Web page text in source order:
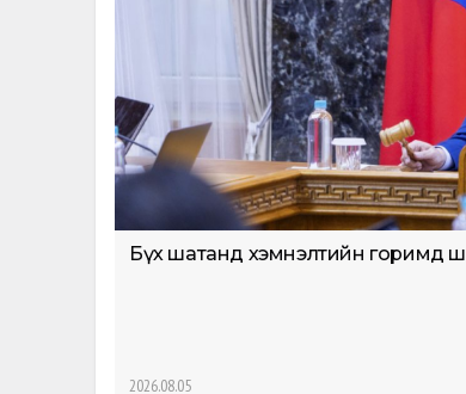
Бүх шатанд хэмнэлтийн горимд
2026.08.05